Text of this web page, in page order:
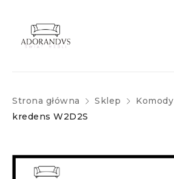
Strona główna Sklep Komody
kredens W2D2S